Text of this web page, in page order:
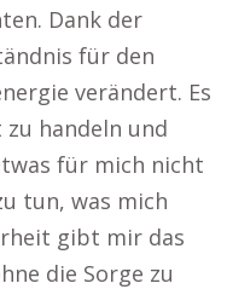
Dank der
für den
verändert. Es
handeln und
für mich nicht
tun, was mich
gibt mir das
die Sorge zu